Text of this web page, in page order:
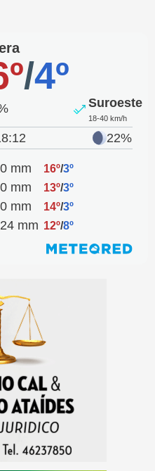
/4º
Suroeste
18-40 km/h
22%
0 mm 16º/3º
0 mm 13º/3º
0 mm 14º/3º
24 mm 12º/8º